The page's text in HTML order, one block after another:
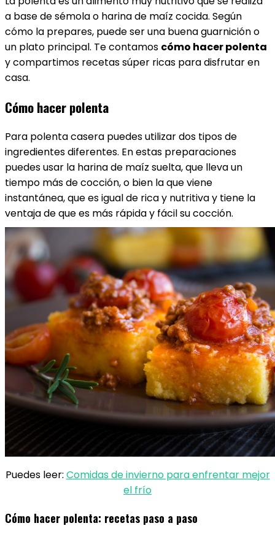
a base de sémola o harina de maíz cocida. Según
cómo la prepares, puede ser una buena guarnición o
un plato principal. Te contamos cómo hacer polenta
y compartimos recetas súper ricas para disfrutar en
casa.
Cómo hacer polenta
Para polenta casera puedes utilizar dos tipos de
ingredientes diferentes. En estas preparaciones
puedes usar la harina de maíz suelta, que lleva un
tiempo más de cocción, o bien la que viene
instantánea, que es igual de rica y nutritiva y tiene la
ventaja de que es más rápida y fácil su cocción.
Puedes leer: Comidas de invierno para enfrentar mejor
el frío
Cómo hacer polenta: recetas paso a paso